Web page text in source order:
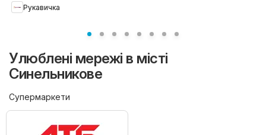
Рукавичка
Улюблені мережі в місті
Синельникове
Супермаркети